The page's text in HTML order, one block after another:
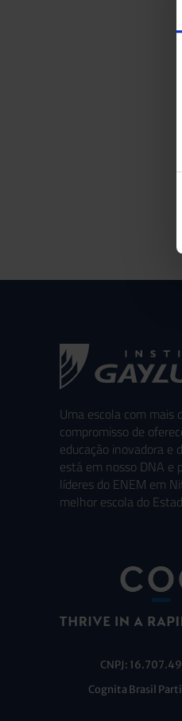
Uma escola com mais
compromisso de
educação inovadora e
está em nosso DNA e
líderes do ENEM em
melhor escola do
CNPJ:
Cognita Brasil